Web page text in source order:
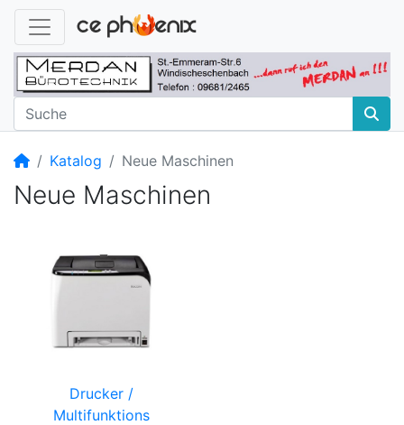
Startseite
Katalog Neue Maschinen
Neue Maschinen
Drucker /
Multifunktions